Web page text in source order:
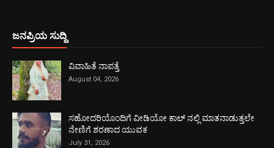
ಜನಪ್ರಿಯ ಸುದ್ದಿ
ವಿವಾಹಿತೆ ನಾಪತ್ತೆ
August 04, 2026
ಸಹೋದರಿಯೊಂದಿಗೆ ವೀಡಿಯೋ ಕಾಲ್ ನಲ್ಲಿ ಮಾತನಾಡುತ್ತಲೇ
ನೇಣಿಗೆ ಶರಣಾದ ಯುವಕ
July 31, 2026